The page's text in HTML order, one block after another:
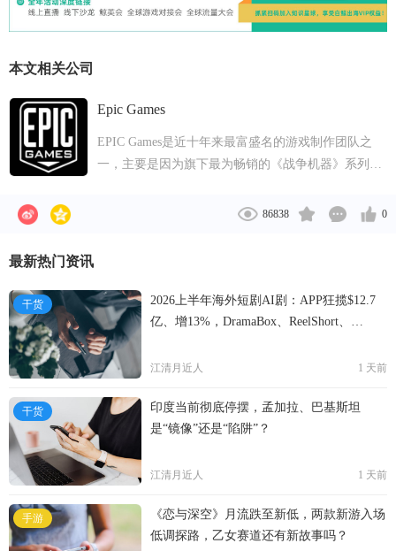
本文相关公司
Epic Games
EPIC Games是近十年来最富盛名的游戏制作团队之
一，主要是因为旗下最为畅销的《战争机器》系列。
用。2011年，EPIC Games发售的《战争机器3》引来
86838 0
最新热门资讯
干货
2026上半年海外短剧AI剧：APP狂揽$12.7
亿、增13%，DramaBox、ReelShort、
江清月近人 1 天前
干货
印度当前彻底停摆，孟加拉、巴基斯坦
是“镜像”还是“陷阱”？
江清月近人 1 天前
手游
《恋与深空》月流跌至新低，两款新游入场
低调探路，乙女赛道还有新故事吗？